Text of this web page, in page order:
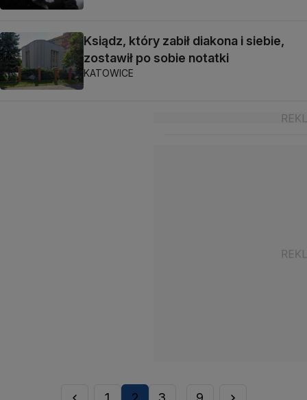
Ksiądz, który zabił diakona i siebie,
zostawił po sobie notatki
KATOWICE